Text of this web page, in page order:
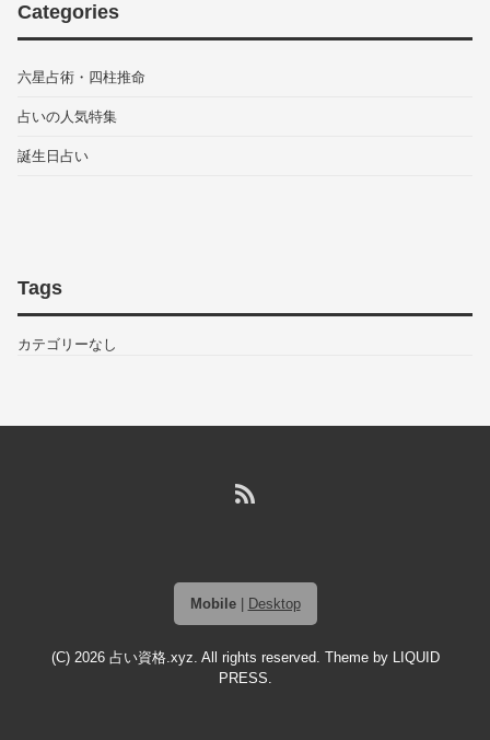
Categories
六星占術・四柱推命
占いの人気特集
誕生日占い
Tags
カテゴリーなし
Mobile| Desktop
(C) 2026 占い資格.xyz. All rights reserved. Theme by LIQUID
PRESS.